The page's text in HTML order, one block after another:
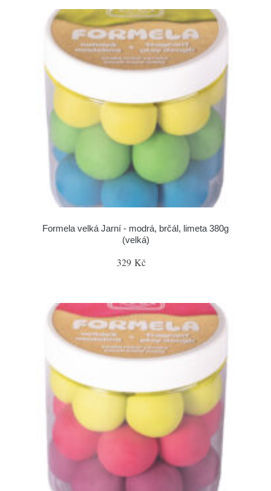
Formela velká Jarní - modrá, brčál, limeta 380g
(velká)
329 Kč